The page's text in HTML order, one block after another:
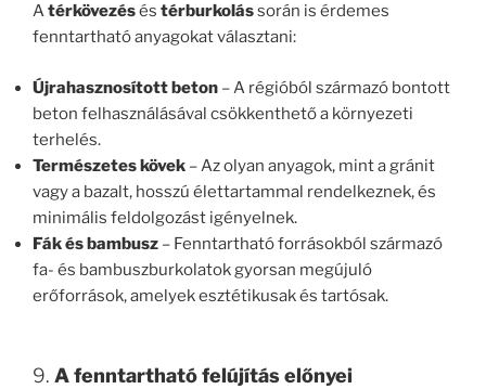
Atérkövezésés térburkolássorán is érdemes
fenntartható anyagokat választani:
Újrahasznosított beton – A régióból származó bontott
beton felhasználásával csökkenthető a környezeti
terhelés.
Természetes kövek – Az olyan anyagok, mint a gránit
vagy a bazalt, hosszú élettartammal rendelkeznek, és
minimális feldolgozást igényelnek.
Fák és bambusz – Fenntartható forrásokból származó
fa- és bambuszburkolatok gyorsan megújuló
erőforrások, amelyek esztétikusak és tartósak.
9. A fenntartható felújítás előnyei